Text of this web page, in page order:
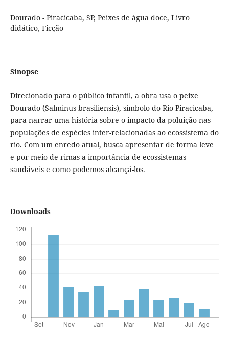
Dourado - Piracicaba, SP, Peixes de água doce, Livro
didático, Ficção
Sinopse
Direcionado para o público infantil, a obra usa o peixe
Dourado (Salminus brasiliensis), símbolo do Rio Piracicaba,
para narrar uma história sobre o impacto da poluição nas
populações de espécies inter-relacionadas ao ecossistema do
rio. Com um enredo atual, busca apresentar de forma leve
e por meio de rimas a importância de ecossistemas
saudáveis e como podemos alcançá-los.
Downloads